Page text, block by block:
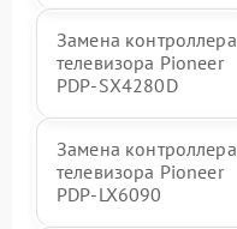
Замена контроллера
телевизора Pioneer
PDP-SX4280D
Замена контроллера
телевизора Pioneer
PDP-LX6090